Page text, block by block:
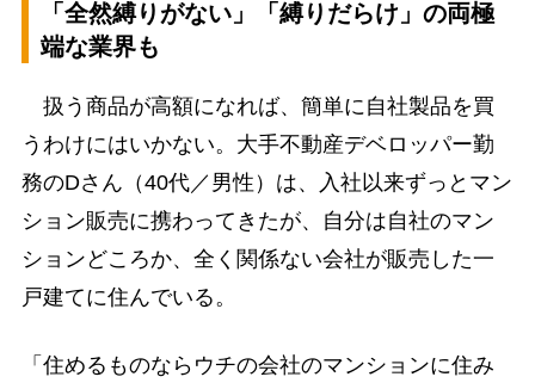
「全然縛りがない」「縛りだらけ」の両極
端な業界も
扱う商品が高額になれば、簡単に自社製品を買
うわけにはいかない。大手不動産デベロッパー勤
務のDさん（40代／男性）は、入社以来ずっとマン
ション販売に携わってきたが、自分は自社のマン
ションどころか、全く関係ない会社が販売した一
戸建てに住んでいる。
「住めるものならウチの会社のマンションに住み